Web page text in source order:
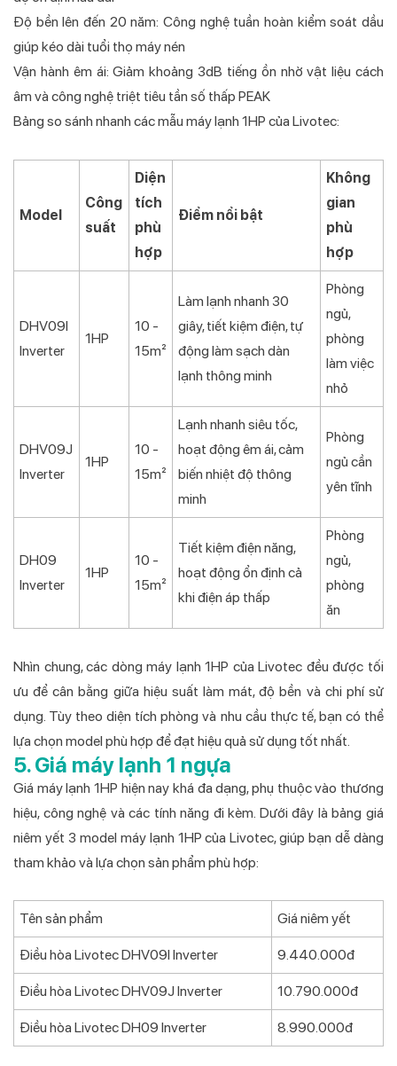
Độ bền lên đến 20 năm: Công nghệ tuần hoàn kiểm soát dầu
giúp kéo dài tuổi thọ máy nén
Vận hành êm ái: Giảm khoảng 3dB tiếng ồn nhờ vật liệu cách
âm và công nghệ triệt tiêu tần số thấp PEAK
Bảng so sánh nhanh các mẫu máy lạnh 1HP của Livotec:
Model
Công
suất
Diện
tích
phù
hợp
Điểm nổi bật
Không
gian
phù
hợp
DHV09I
Inverter
1HP
10 -
15m²
Làm lạnh nhanh 30
giây, tiết kiệm điện, tự
động làm sạch dàn
lạnh thông minh
Phòng
ngủ,
phòng
làm việc
nhỏ
DHV09J
Inverter
1HP
10 -
15m²
Lạnh nhanh siêu tốc,
hoạt động êm ái, cảm
biến nhiệt độ thông
minh
Phòng
ngủ cần
yên tĩnh
DH09
Inverter
1HP
10 -
15m²
Tiết kiệm điện năng,
hoạt động ổn định cả
khi điện áp thấp
Phòng
ngủ,
phòng
ăn
Nhìn chung, các dòng máy lạnh 1HP của Livotec đều được tối
ưu để cân bằng giữa hiệu suất làm mát, độ bền và chi phí sử
dụng. Tùy theo diện tích phòng và nhu cầu thực tế, bạn có thể
lựa chọn model phù hợp để đạt hiệu quả sử dụng tốt nhất.
5. Giá máy lạnh 1 ngựa
Giá máy lạnh 1HP hiện nay khá đa dạng, phụ thuộc vào thương
hiệu, công nghệ và các tính năng đi kèm. Dưới đây là bảng giá
niêm yết 3 model máy lạnh 1HP của Livotec, giúp bạn dễ dàng
tham khảo và lựa chọn sản phẩm phù hợp:
Tên sản phẩm Giá niêm yết
Điều hòa Livotec DHV09I Inverter 9.440.000đ
Điều hòa Livotec DHV09J Inverter 10.790.000đ
Điều hòa Livotec DH09 Inverter 8.990.000đ